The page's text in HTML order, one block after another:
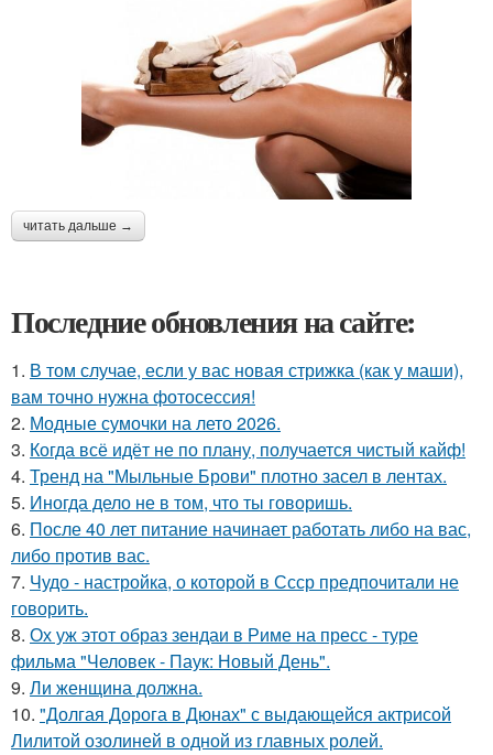
читать дальше →
Последние обновления на сайте:
1. В том случае, если у вас новая стрижка (как у маши),
вам точно нужна фотосессия!
2. Модные сумочки на лето 2026.
3. Когда всё идёт не по плану, получается чистый кайф!
4. Тренд на "Мыльные Брови" плотно засел в лентах.
5. Иногда дело не в том, что ты говоришь.
6. После 40 лет питание начинает работать либо на вас,
либо против вас.
7. Чудо - настройка, о которой в Ссср предпочитали не
говорить.
8. Ох уж этот образ зендаи в Риме на пресс - туре
фильма "Человек - Паук: Новый День".
9. Ли женщина должна.
10. "Долгая Дорога в Дюнах" с выдающейся актрисой
Лилитой озолиней в одной из главных ролей.